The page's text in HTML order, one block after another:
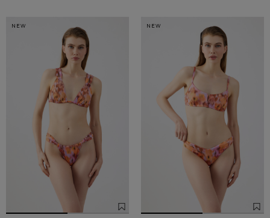
NEW NEW